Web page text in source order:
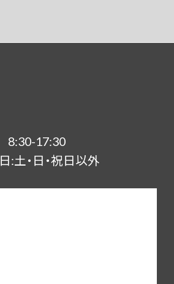
8:30-17:30
:土・日・祝日以外